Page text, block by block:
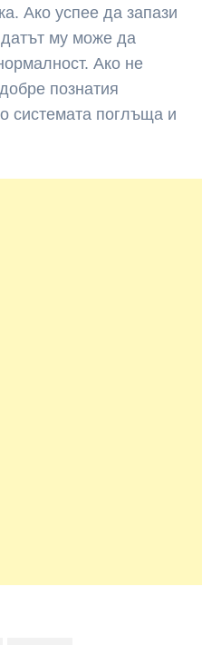
Ако успее да запази
му може да
Ако не
познатия
системата поглъща и